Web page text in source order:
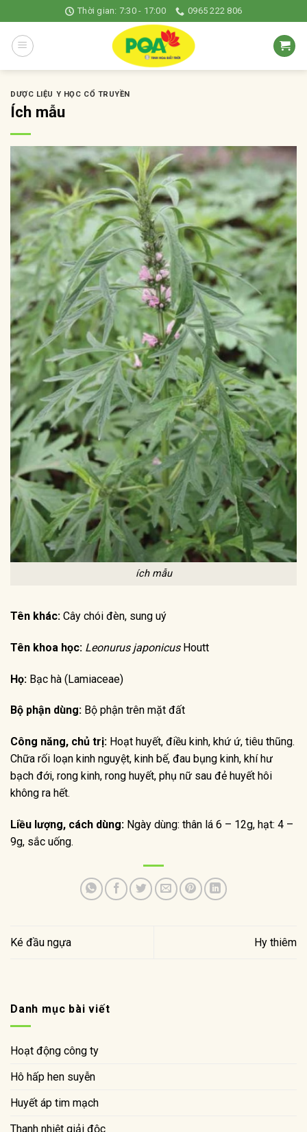
to
content
Thời gian: 7:30 - 17:00 0965 222 806
DƯỢC LIỆU Y HỌC CỔ TRUYỀN
Ích mẫu
ích mẫu
Tên khác: Cây chói đèn, sung uý
Tên khoa học: Leonurus japonicusHoutt
Họ: Bạc hà (Lamiaceae)
Bộ phận dùng: Bộ phận trên mặt đất
Công năng, chủ trị: Hoạt huyết, điều kinh, khứ ứ, tiêu thũng.
Chữa rối loạn kinh nguyệt, kinh bế, đau bụng kinh, khí hư
bạch đới, rong kinh, rong huyết, phụ nữ sau đẻ huyết hôi
không ra hết.
Liều lượng, cách dùng: Ngày dùng: thân lá 6 – 12g, hạt: 4 –
9g, sắc uống.
Ké đầu ngựa Hy thiêm
Danh mục bài viết
Hoạt động công ty
Hô hấp hen suyễn
Huyết áp tim mạch
Thanh nhiệt giải độc